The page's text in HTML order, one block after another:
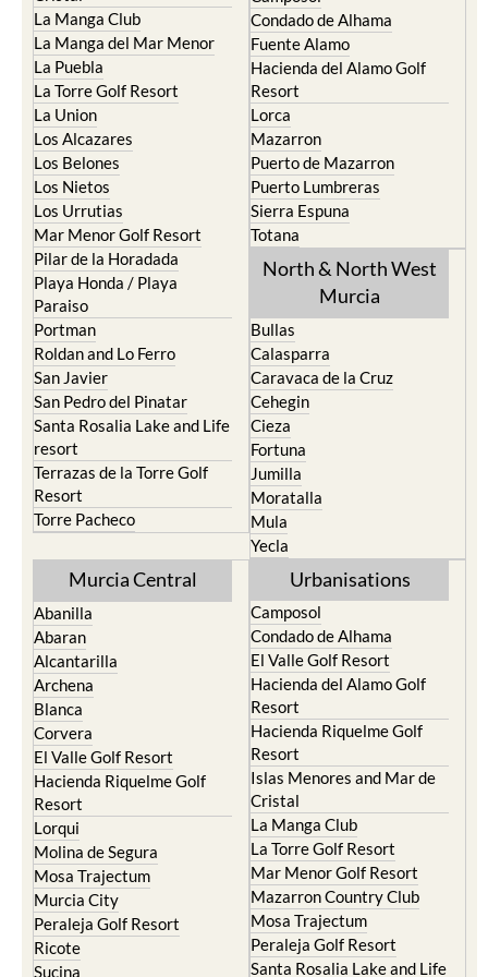
La Manga Club
La Manga del Mar Menor
La Puebla
La Torre Golf Resort
La Union
Los Alcazares
Los Belones
Los Nietos
Los Urrutias
Mar Menor Golf Resort
Pilar de la Horadada
Playa Honda / Playa
Paraiso
Portman
Roldan and Lo Ferro
San Javier
San Pedro del Pinatar
Santa Rosalia Lake and Life
resort
Terrazas de la Torre Golf
Resort
Torre Pacheco
Condado de Alhama
Fuente Alamo
Hacienda del Alamo Golf
Resort
Lorca
Mazarron
Puerto de Mazarron
Puerto Lumbreras
Sierra Espuna
Totana
North & North West
Murcia
Bullas
Calasparra
Caravaca de la Cruz
Cehegin
Cieza
Fortuna
Jumilla
Moratalla
Mula
Yecla
Murcia Central
Abanilla
Abaran
Alcantarilla
Archena
Blanca
Corvera
El Valle Golf Resort
Hacienda Riquelme Golf
Resort
Lorqui
Molina de Segura
Mosa Trajectum
Murcia City
Peraleja Golf Resort
Ricote
Sucina
Urbanisations
Camposol
Condado de Alhama
El Valle Golf Resort
Hacienda del Alamo Golf
Resort
Hacienda Riquelme Golf
Resort
Islas Menores and Mar de
Cristal
La Manga Club
La Torre Golf Resort
Mar Menor Golf Resort
Mazarron Country Club
Mosa Trajectum
Peraleja Golf Resort
Santa Rosalia Lake and Life